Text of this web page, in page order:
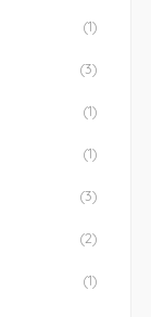
(1)
(3)
(1)
(1)
(3)
(2)
(1)